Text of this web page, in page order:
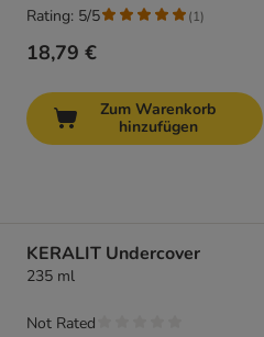
18,79 €
Rating: 5/5 (1)
Zum Warenkorb
hinzufügen
KERALIT Undercover
235 ml
Not Rated